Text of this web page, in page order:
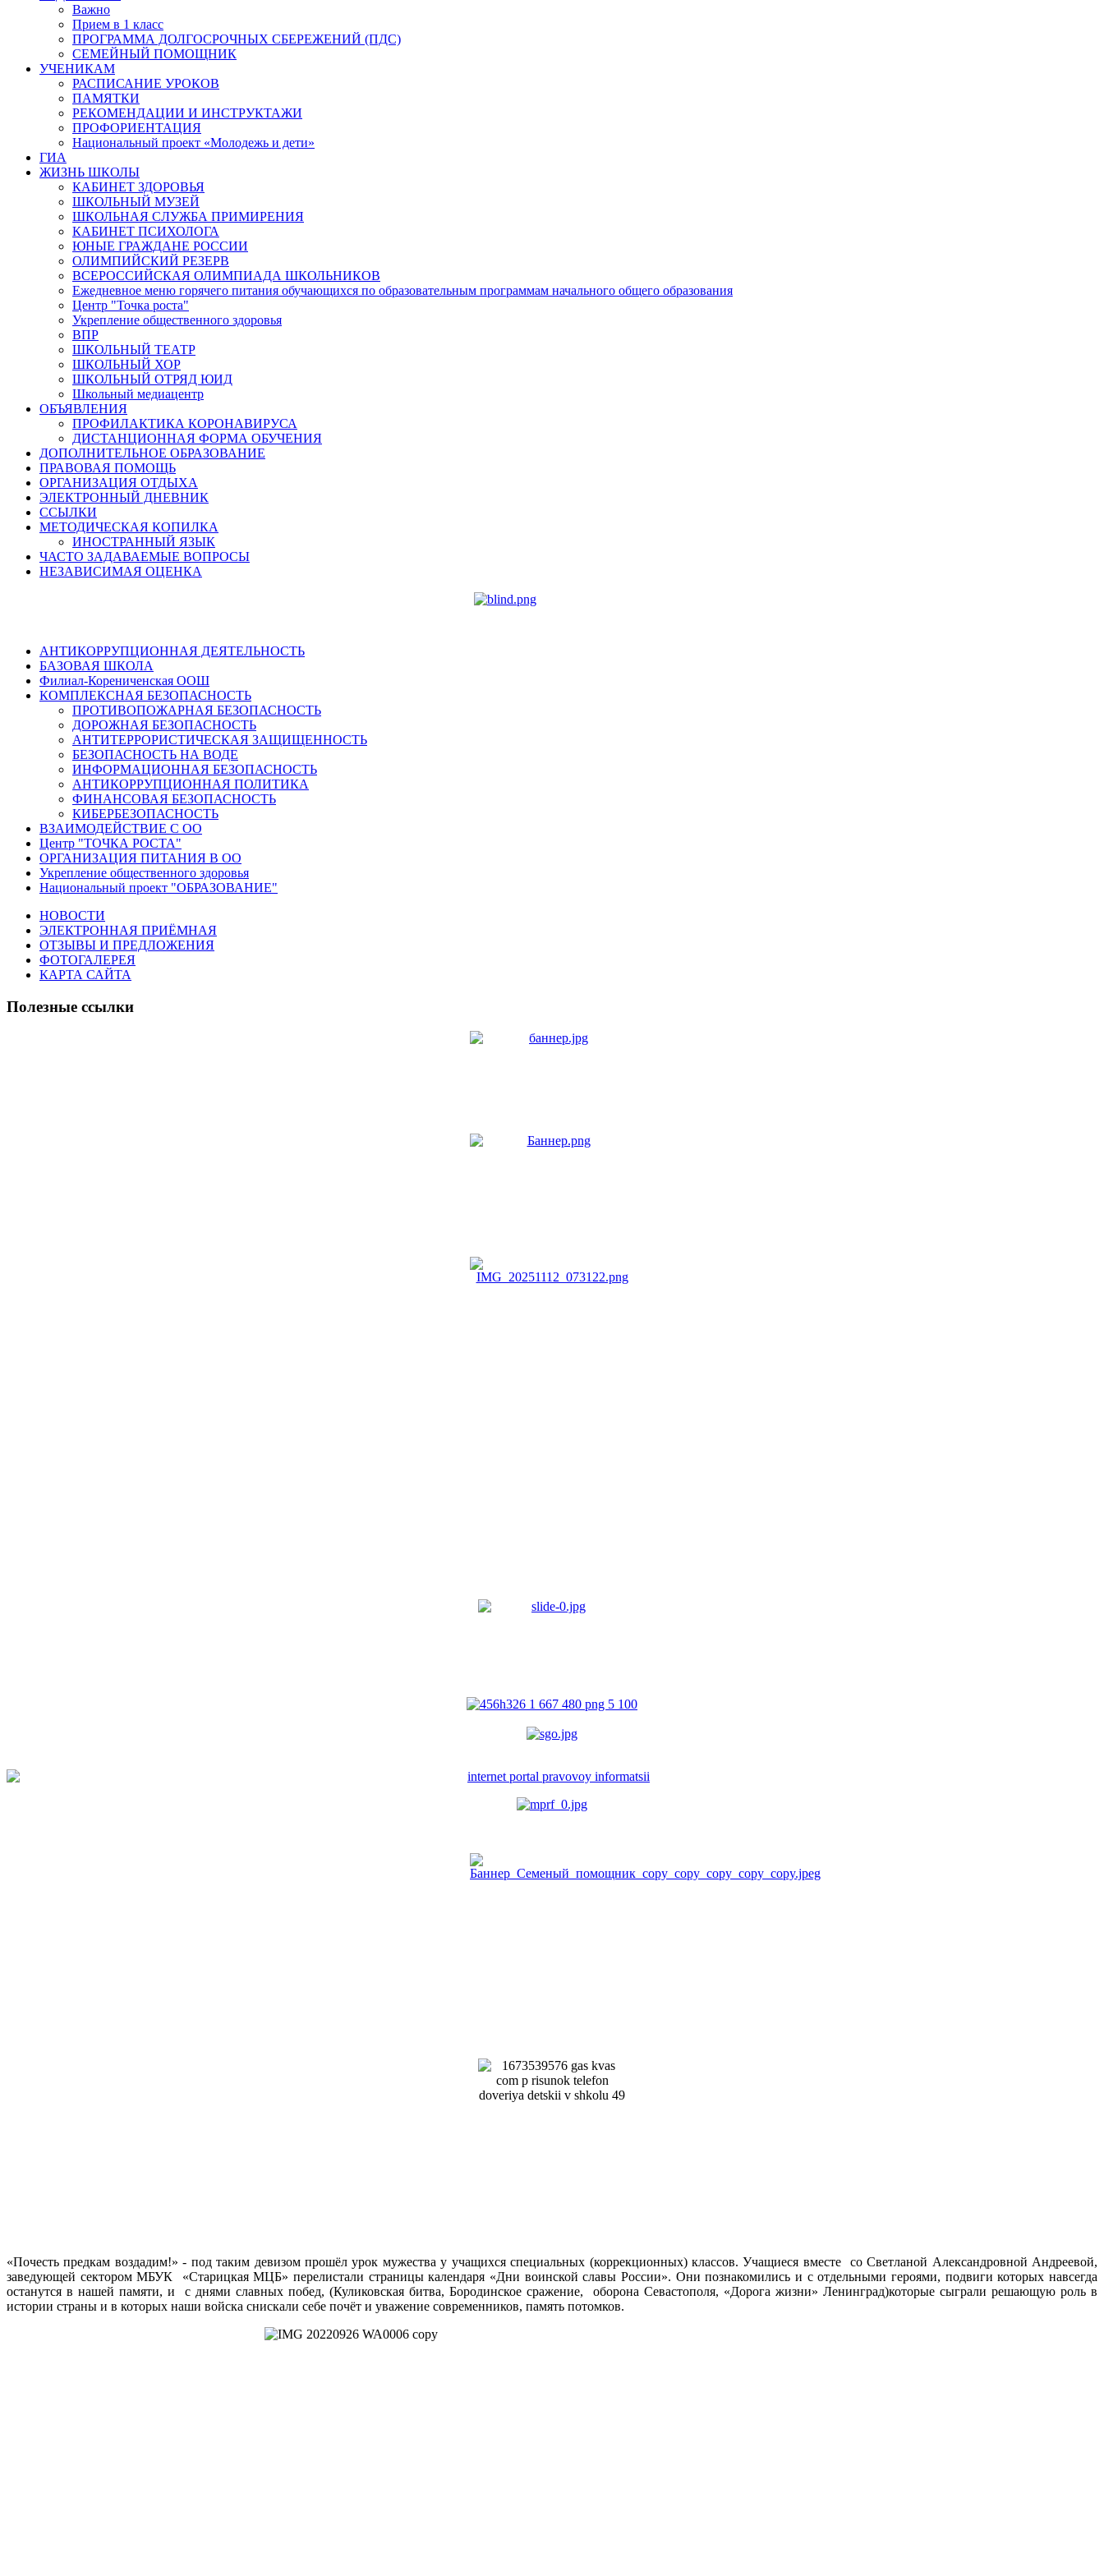
Важно
Прием в 1 класс
ПРОГРАММА ДОЛГОСРОЧНЫХ СБЕРЕЖЕНИЙ (ПДС)
СЕМЕЙНЫЙ ПОМОЩНИК
УЧЕНИКАМ
РАСПИСАНИЕ УРОКОВ
ПАМЯТКИ
РЕКОМЕНДАЦИИ И ИНСТРУКТАЖИ
ПРОФОРИЕНТАЦИЯ
Национальный проект «Молодежь и дети»
ГИА
ЖИЗНЬ ШКОЛЫ
КАБИНЕТ ЗДОРОВЬЯ
ШКОЛЬНЫЙ МУЗЕЙ
ШКОЛЬНАЯ СЛУЖБА ПРИМИРЕНИЯ
КАБИНЕТ ПСИХОЛОГА
ЮНЫЕ ГРАЖДАНЕ РОССИИ
ОЛИМПИЙСКИЙ РЕЗЕРВ
ВСЕРОССИЙСКАЯ ОЛИМПИАДА ШКОЛЬНИКОВ
Ежедневное меню горячего питания обучающихся по образовательным программам начального общего образования
Центр "Точка роста"
Укрепление общественного здоровья
ВПР
ШКОЛЬНЫЙ ТЕАТР
ШКОЛЬНЫЙ ХОР
ШКОЛЬНЫЙ ОТРЯД ЮИД
Школьный медиацентр
ОБЪЯВЛЕНИЯ
ПРОФИЛАКТИКА КОРОНАВИРУСА
ДИСТАНЦИОННАЯ ФОРМА ОБУЧЕНИЯ
ДОПОЛНИТЕЛЬНОЕ ОБРАЗОВАНИЕ
ПРАВОВАЯ ПОМОЩЬ
ОРГАНИЗАЦИЯ ОТДЫХА
ЭЛЕКТРОННЫЙ ДНЕВНИК
ССЫЛКИ
МЕТОДИЧЕСКАЯ КОПИЛКА
ИНОСТРАННЫЙ ЯЗЫК
ЧАСТО ЗАДАВАЕМЫЕ ВОПРОСЫ
НЕЗАВИСИМАЯ ОЦЕНКА
АНТИКОРРУПЦИОННАЯ ДЕЯТЕЛЬНОСТЬ
БАЗОВАЯ ШКОЛА
Филиал-Корениченская ООШ
КОМПЛЕКСНАЯ БЕЗОПАСНОСТЬ
ПРОТИВОПОЖАРНАЯ БЕЗОПАСНОСТЬ
ДОРОЖНАЯ БЕЗОПАСНОСТЬ
АНТИТЕРРОРИСТИЧЕСКАЯ ЗАЩИЩЕННОСТЬ
БЕЗОПАСНОСТЬ НА ВОДЕ
ИНФОРМАЦИОННАЯ БЕЗОПАСНОСТЬ
АНТИКОРРУПЦИОННАЯ ПОЛИТИКА
ФИНАНСОВАЯ БЕЗОПАСНОСТЬ
КИБЕРБЕЗОПАСНОСТЬ
ВЗАИМОДЕЙСТВИЕ С ОО
Центр "ТОЧКА РОСТА"
ОРГАНИЗАЦИЯ ПИТАНИЯ В ОО
Укрепление общественного здоровья
Национальный проект "ОБРАЗОВАНИЕ"
НОВОСТИ
ЭЛЕКТРОННАЯ ПРИЁМНАЯ
ОТЗЫВЫ И ПРЕДЛОЖЕНИЯ
ФОТОГАЛЕРЕЯ
КАРТА САЙТА
Полезные ссылки
«Почесть предкам воздадим!» - под таким девизом прошёл урок мужества у учащихся специальных (коррекционных) классов. Учащиеся вместе со Светланой Александровной Андреевой,
заведующей сектором МБУК «Старицкая МЦБ» перелистали страницы календаря «Дни воинской славы России». Они познакомились и с отдельными героями, подвиги которых навсегда
останутся в нашей памяти, и с днями славных побед, (Куликовская битва, Бородинское сражение, оборона Севастополя, «Дорога жизни» Ленинград)которые сыграли решающую роль в
истории страны и в которых наши войска снискали себе почёт и уважение современников, память потомков.